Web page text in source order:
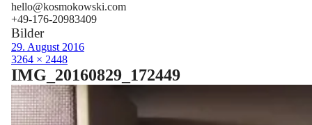
hello@kosmokowski.com
+49-176-20983409
Bilder
29. August 2016
3264 × 2448
IMG_20160829_172449